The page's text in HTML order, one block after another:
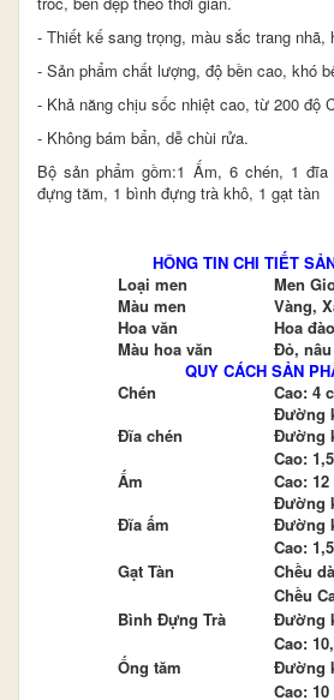
- Thiết kế sang trọng, màu sắc trang nhã,
- Sản phẩm chất lượng, độ bền cao, khó
- Khả năng chịu sốc nhiệt cao, từ 200 độ
- Không bám bẩn, dễ chùi rửa.
Bộ sản phẩm gồm:1 Ấm, 6 chén, 1
đựng tăm, 1 bình đựng trà khô, 1 gạt tàn
HÔNG TIN CHI TIẾT
Loại men
Men
Màu men
Vàng,
Hoa văn
Hoa đào
Màu hoa văn
Đỏ, nâu
QUY CÁCH SẢN
Chén
Cao: 4
Đường
Đĩa chén
Đường
Cao:
Ấm
Cao: 12
Đường
Đĩa ấm
Đường
Cao:
Gạt Tàn
Chều
Chều
Bình Đựng Trà
Đường
Cao:
Ống tăm
Đường
Cao: 10